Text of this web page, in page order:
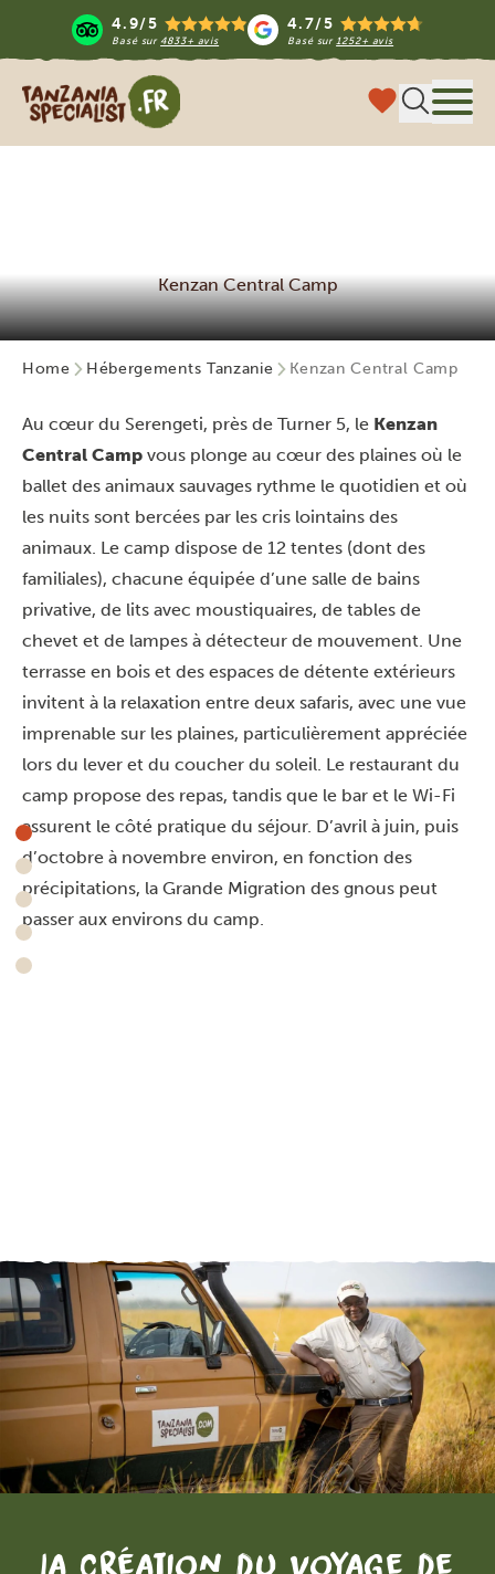
4.9/5
Basé sur 4833+ avis
4.7/5
Basé sur1252+ avis
Tanzania Specialist
Kenzan Central Camp
Home Hébergements Tanzanie Kenzan Central Camp
Au cœur du Serengeti, près de Turner 5, le Kenzan
Central Camp vous plonge au cœur des plaines où le
ballet des animaux sauvages rythme le quotidien et où
les nuits sont bercées par les cris lointains des
animaux. Le camp dispose de 12 tentes (dont des
familiales), chacune équipée d’une salle de bains
privative, de lits avec moustiquaires, de tables de
chevet et de lampes à détecteur de mouvement. Une
terrasse en bois et des espaces de détente extérieurs
invitent à la relaxation entre deux safaris, avec une vue
imprenable sur les plaines, particulièrement appréciée
lors du lever et du coucher du soleil. Le restaurant du
camp propose des repas, tandis que le bar et le Wi-Fi
assurent le côté pratique du séjour. D’avril à juin, puis
d’octobre à novembre environ, en fonction des
précipitations, la Grande Migration des gnous peut
passer aux environs du camp.